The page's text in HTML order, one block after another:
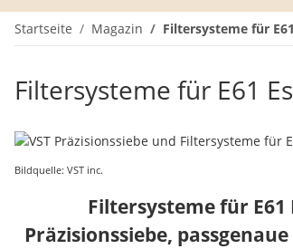
Startseite Magazin Filtersysteme für
Filtersysteme für E61
Bildquelle: VST inc.
Filtersysteme für E61
Präzisionssiebe,